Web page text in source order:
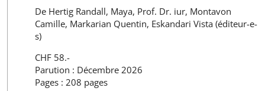
De Hertig Randall, Maya, Prof. Dr. iur, Montavon
Camille, Markarian Quentin, Eskandari Vista (éditeur-e-
s)
CHF 58.-
Parution : Décembre 2026
Pages : 208 pages